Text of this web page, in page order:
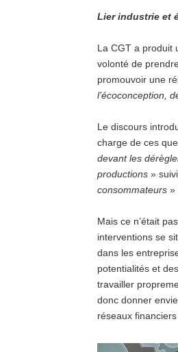
Lier industrie et
La CGT a produit
volonté de
promouvoir une
l’écoconception,
Le discours
charge de ces
devant les
productions »
consommateurs »
Mais ce n’était
interventions se
dans les
potentialités et
travailler
donc donner
réseaux